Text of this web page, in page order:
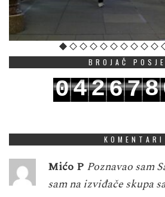
BROJAČ
042678
KOMENTARI
Mićo P Poznavao sam
sam na izviđače skupa